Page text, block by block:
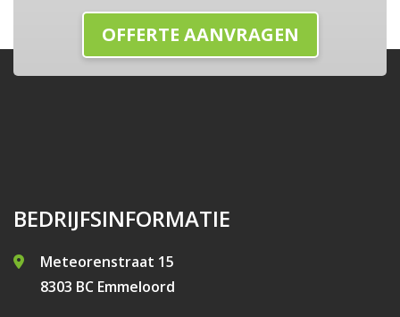
BEDRIJFSINFORMATIE
Meteorenstraat 15
8303 BC Emmeloord